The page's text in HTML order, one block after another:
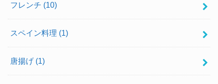
フレンチ (10)
スペイン料理 (1)
唐揚げ (1)